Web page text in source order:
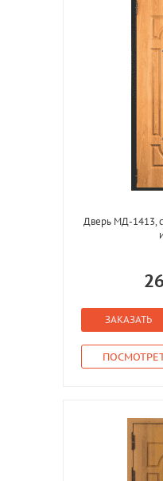
Дверь МД-1413,
ЗАКАЗАТЬ